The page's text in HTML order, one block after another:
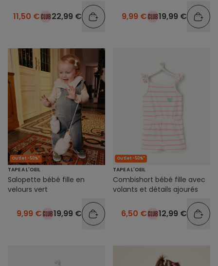
11,50 € 22,99 € 9,99 € 19,99 €
Outlet -50%*
TAPE A L'OEIL
Salopette bébé fille en
velours vert
9,99 € 19,99 €
Outlet -50%*
TAPE A L'OEIL
Combishort bébé fille avec
volants et détails ajourés
6,50 € 12,99 €